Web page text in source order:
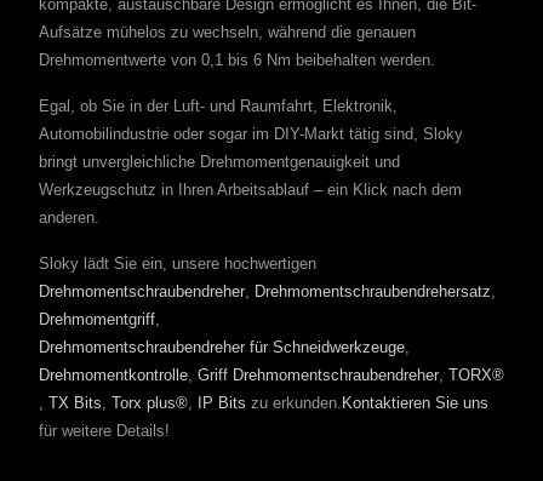
kompakte, austauschbare Design ermöglicht es Ihnen, die Bit-
Aufsätze mühelos zu wechseln, während die genauen
Drehmomentwerte von 0,1 bis 6 Nm beibehalten werden.
Egal, ob Sie in der Luft- und Raumfahrt, Elektronik,
Automobilindustrie oder sogar im DIY-Markt tätig sind, Sloky
bringt unvergleichliche Drehmomentgenauigkeit und
Werkzeugschutz in Ihren Arbeitsablauf – ein Klick nach dem
anderen.
Sloky lädt Sie ein, unsere hochwertigen
Drehmomentschraubendreher
Drehmomentschraubendrehersatz
Drehmomentgriff
Drehmomentschraubendreher für Schneidwerkzeuge
Drehmomentkontrolle Griff Drehmomentschraubendreher TORX®
TX Bits Torx plus® IP Bits zu erkunden. Kontaktieren Sie uns
für weitere Details!